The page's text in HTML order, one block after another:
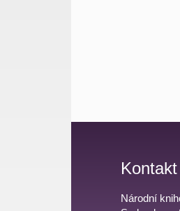
Kontakt
Národní